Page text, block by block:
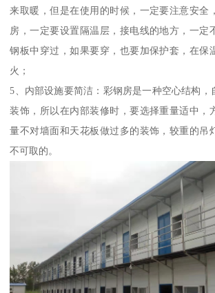
来取暖，但是在使用的时候，一定要注意安全
房，一定要设置隔温层，接电线的地方，一定
钢板中穿过，如果要穿，也要加保护套，在保
火；
5、内部设施要简洁：彩钢房是一种空心结构，
装饰，所以在内部装修时，要选择重量适中，
量不对墙面和天花板做过多的装饰，较重的吊
不可取的。